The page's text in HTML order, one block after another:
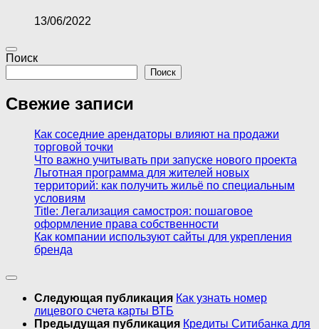
13/06/2022
Поиск
Поиск
Свежие записи
Как соседние арендаторы влияют на продажи
торговой точки
Что важно учитывать при запуске нового проекта
Льготная программа для жителей новых
территорий: как получить жильё по специальным
условиям
Title: Легализация самостроя: пошаговое
оформление права собственности
Как компании используют сайты для укрепления
бренда
Следующая публикация Как узнать номер
лицевого счета карты ВТБ
Предыдущая публикация Кредиты Ситибанка для